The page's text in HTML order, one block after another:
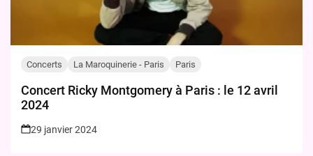
Concerts La Maroquinerie - Paris Paris
Concert Ricky Montgomery à Paris : le 12 avril
2024
29 janvier 2024